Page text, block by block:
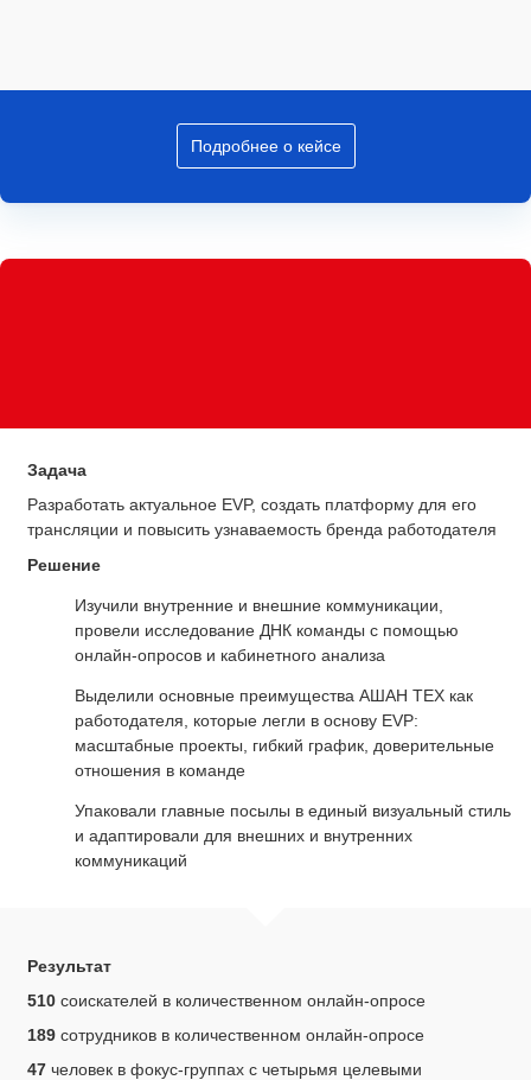
Подробнее о кейсе
Задача
Разработать актуальное EVP, создать платформу для его
трансляции и повысить узнаваемость бренда работодателя
Решение
Изучили внутренние и внешние коммуникации,
провели исследование ДНК команды с помощью
онлайн-опросов и кабинетного анализа
Выделили основные преимущества АШАН ТЕХ как
работодателя, которые легли в основу EVP:
масштабные проекты, гибкий график, доверительные
отношения в команде
Упаковали главные посылы в единый визуальный стиль
и адаптировали для внешних и внутренних
коммуникаций
Результат
510 соискателей в количественном онлайн-опросе
189 сотрудников в количественном онлайн-опросе
47 человек в фокус-группах с четырьмя целевыми